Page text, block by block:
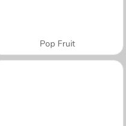
Pop Fruit